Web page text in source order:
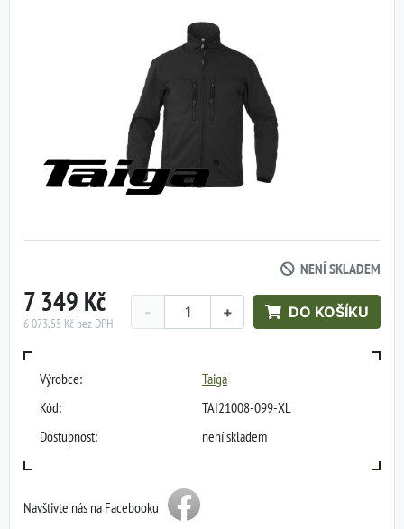
NENÍ SKLADEM
7 349 Kč
6 073,55 Kč bez DPH
+
- DO KOŠÍKU
Výrobce:
Taiga
Kód:
TAI21008-099-XL
Dostupnost:
není skladem
Navštivte nás na Facebooku